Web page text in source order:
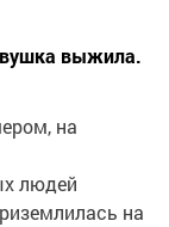
выжила.
на
людей
на